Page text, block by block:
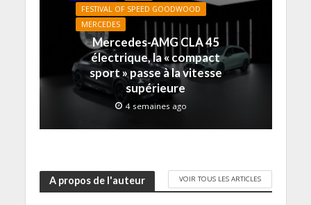
FESTIVAL OF SPEED GOODWOOD
MERCEDES
Mercedes-AMG CLA 45
électrique, la « compact
sport » passe à la vitesse
supérieure
4 semaines ago
A propos de l'auteur VOIR TOUS LES ARTICLES